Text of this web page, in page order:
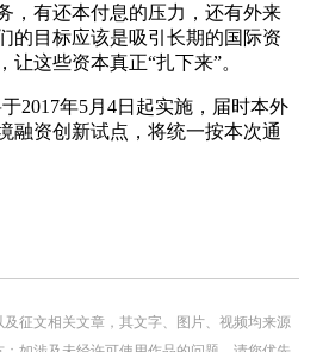
，有还本付息的压力，还有外来
的目标应该是吸引长期的国际资
这些资本真正“扎下来”。
年5月4日起实施，届时本外
融资创新试点，将统一按本次通
征文相关文章，其文字、图片、视频均来源